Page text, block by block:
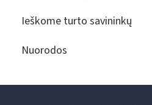
Ieškome turto savininkų
Nuorodos